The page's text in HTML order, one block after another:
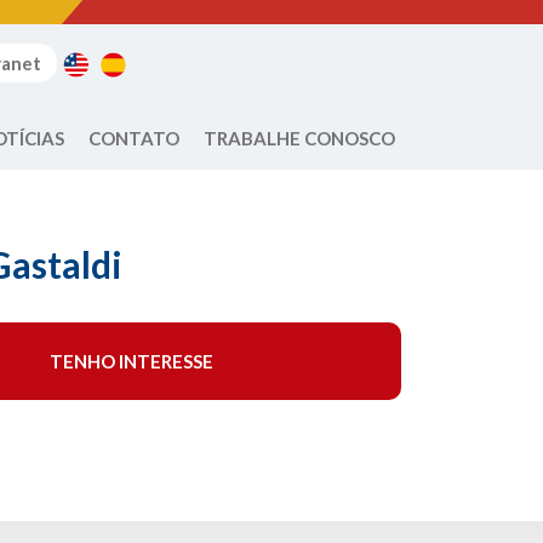
CONTATO TRABALHE CONOSCO
TENHO INTERESSE